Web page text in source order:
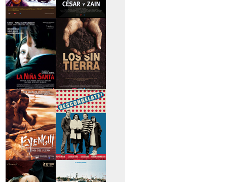
>Caravan >César y Zain
>La niña santa >Los sin tierra
>Eyengui, El Dios
del sueño